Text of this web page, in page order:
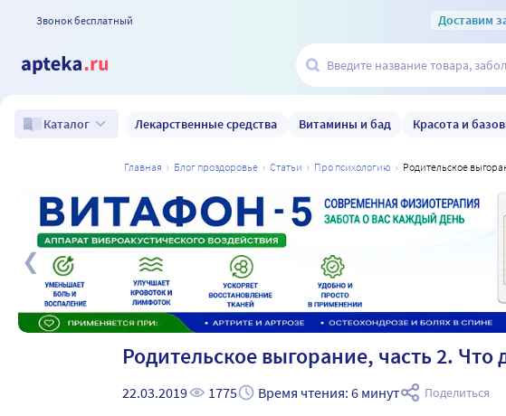
Звонок бесплатный Доставим
Каталог Лекарственные средства Витамины и бад Красота и
главная блог проздоровье статьи про психологию родительское
Родительское выгорание, часть 2. Что
22.03.2019 1775 Время чтения: 6 минут Поделиться